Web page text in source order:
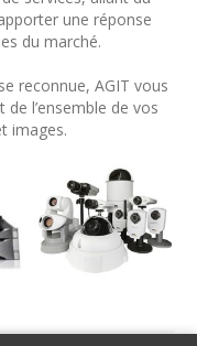
une réponse
du marché.
reconnue, AGIT vous
de l’ensemble de vos
images.